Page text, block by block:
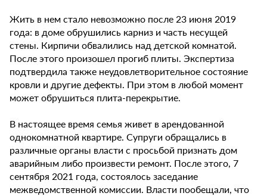
Жить в нем стало невозможно после 23 июня 2019
года: в доме обрушились карниз и часть несущей
стены. Кирпичи обвалились над детской комнатой.
После этого произошел прогиб плиты. Экспертиза
подтвердила также неудовлетворительное состояние
кровли и другие дефекты. При этом в любой момент
может обрушиться плита-перекрытие.
В настоящее время семья живет в арендованной
однокомнатной квартире. Супруги обращались в
различные органы власти с просьбой признать дом
аварийным либо произвести ремонт. После этого, 7
сентября 2021 года, состоялось заседание
межведомственной комиссии. Власти пообещали, что